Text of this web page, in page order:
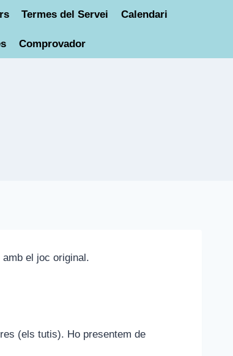
Termes del Servei Calendari
Comprovador
el joc original.
(els tutis). Ho presentem de